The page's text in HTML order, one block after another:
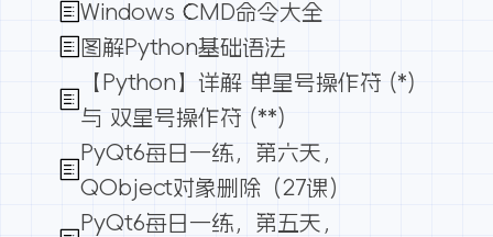
Windows CMD命令大全
图解Python基础语法
【Python】详解 单星号操作符 (*)
与 双星号操作符 (**)
PyQt6每日一练，第六天，
QObject对象删除（27课）
PyQt6每日一练，第五天，